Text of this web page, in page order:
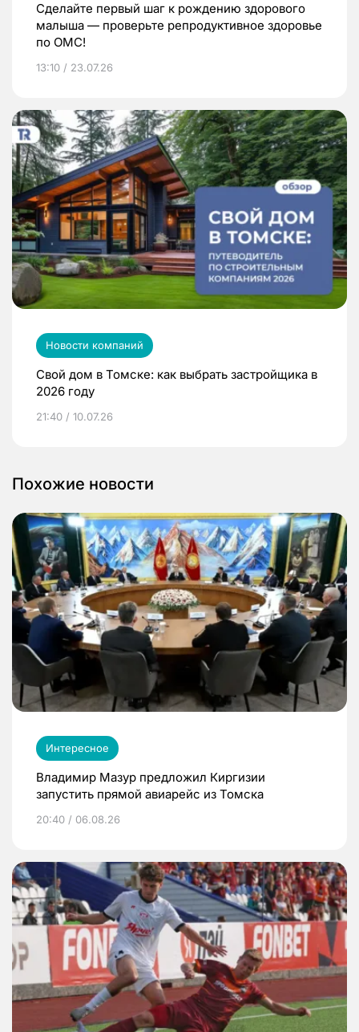
Сделайте первый шаг к рождению здорового
малыша — проверьте репродуктивное здоровье
по ОМС!
13:10 / 23.07.26
Новости компаний
Свой дом в Томске: как выбрать застройщика в
2026 году
21:40 / 10.07.26
Похожие новости
Интересное
Владимир Мазур предложил Киргизии
запустить прямой авиарейс из Томска
20:40 / 06.08.26